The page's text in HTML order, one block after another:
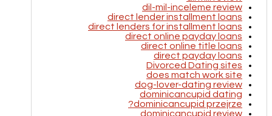
dil-mil-inceleme review
direct lender installment loans
direct lenders for installment loans
direct online payday loans
direct online title loans
direct payday loans
Divorced Dating sites
does match work site
dog-lover-dating review
dominicancupid dating
dominicancupid przejrze?
dominicancupid review